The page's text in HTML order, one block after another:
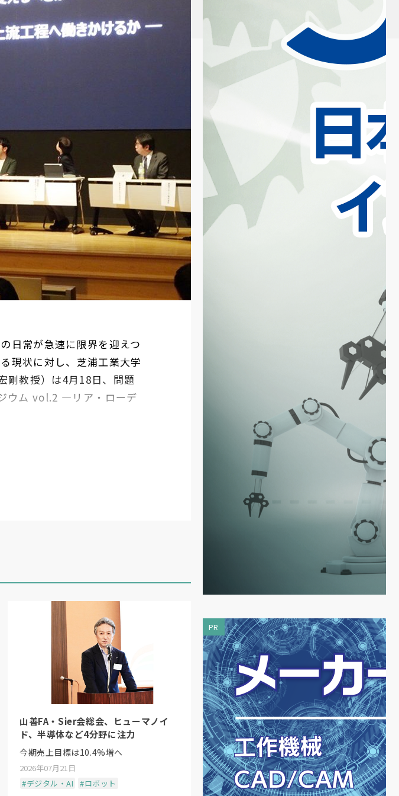
日常が急速に限界を迎えつ
現状に対し、芝浦工業大学
剛教授）は4月18日、問題
ウム vol.2 —リア・ローデ
グループの4社が登壇。安
入力するだけでサッシメ
かすみがうら市にBIMモデ
よる建築の生産性向上に
実装した実例を紹介。今
工図と製造用データ（バラ
を確実なものとするととも
の待機時間がほぼ消滅し、
山善FA・Sier会総会、ヒューマノイ
ド、半導体など4分野に注力
今期売上目標は10.4%増へ
2026年07月21日
#デジタル・AI
#ロボット
PR